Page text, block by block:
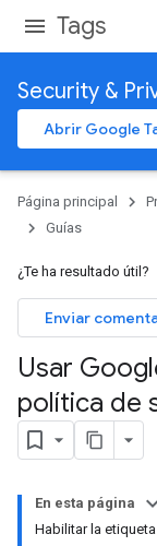
Tags
Security &
Abrir Google
Página principal
Guías
¿Te ha resultado útil?
Enviar
Usar
política de
En esta página
Habilitar la